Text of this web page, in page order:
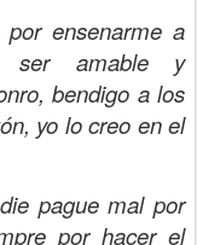
por ensenarme a
ser amable y
bendigo a los
yo lo creo en el
pague mal por
por hacer el